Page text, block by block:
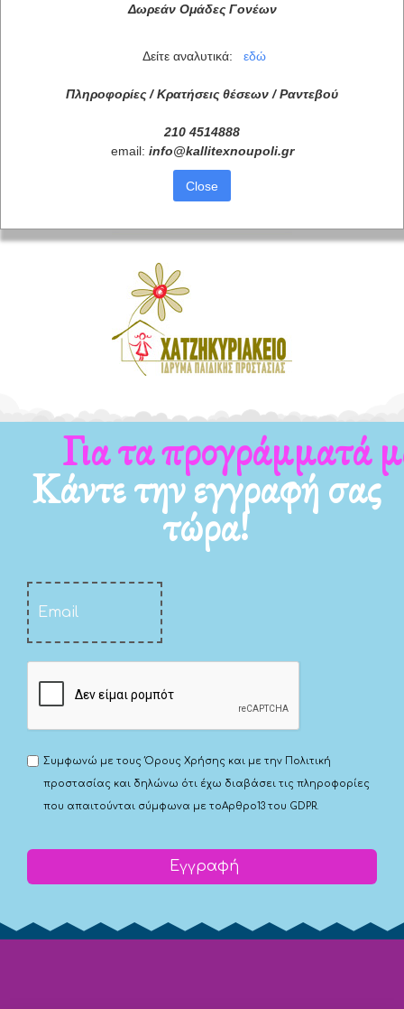
Για τα προγράμματά μας
Κάντε την εγγραφή σας
τώρα!
Συμφωνώ με τουςΌρους Χρήσης και με την Πολιτική
προστασίας και δηλώνω ότι έχω διαβάσει τις πληροφορίες
που απαιτούνται σύμφωνα με τοΑρθρο13 του GDPR.
Εγγραφή
Δωρεάν Ομάδες Γονέων
Δείτε αναλυτικά: εδώ
Πληροφορίες / Κρατήσεις θέσεων / Ραντεβού
210 4514888
email: info@kallitexnoupoli.gr
Close